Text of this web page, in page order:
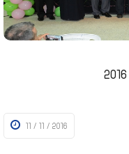
11 / 11 / 2016